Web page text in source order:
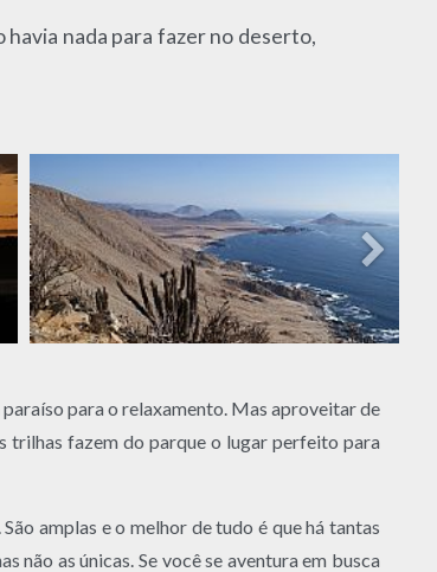
nada para fazer no deserto,
paraíso para o relaxamento. Mas aproveitar de
trilhas fazem do parque o lugar perfeito para
amplas e o melhor de tudo é que há tantas
não as únicas. Se você se aventura em busca